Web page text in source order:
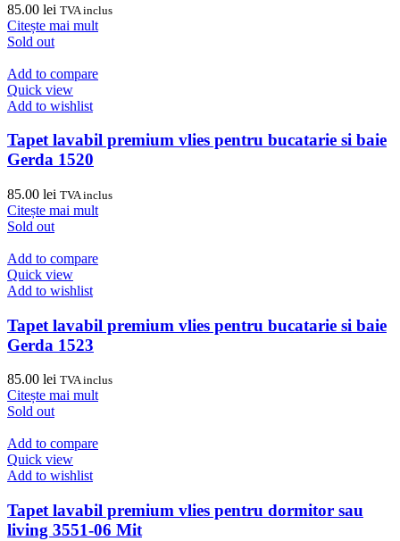
85.00 lei TVA inclus
Citește mai mult
Sold out
Add to compare
Quick view
Add to wishlist
Tapet lavabil premium vlies pentru bucatarie si baie
Gerda 1520
85.00 lei TVA inclus
Citește mai mult
Sold out
Add to compare
Quick view
Add to wishlist
Tapet lavabil premium vlies pentru bucatarie si baie
Gerda 1523
85.00 lei TVA inclus
Citește mai mult
Sold out
Add to compare
Quick view
Add to wishlist
Tapet lavabil premium vlies pentru dormitor sau
living 3551-06 Mit